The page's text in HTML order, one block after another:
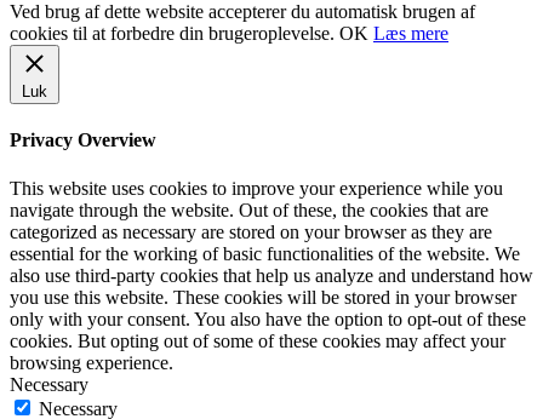
Ved brug af dette website accepterer du automatisk brugen af
cookies til at forbedre din brugeroplevelse. OK Læs mere
Luk
Privacy Overview
This website uses cookies to improve your experience while you
navigate through the website. Out of these, the cookies that are
categorized as necessary are stored on your browser as they are
essential for the working of basic functionalities of the website. We
also use third-party cookies that help us analyze and understand how
you use this website. These cookies will be stored in your browser
only with your consent. You also have the option to opt-out of these
cookies. But opting out of some of these cookies may affect your
browsing experience.
Necessary
Necessary